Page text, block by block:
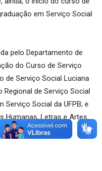
em Serviço Social
pelo Departamento de
do Curso de Serviço
de Serviço Social Luciana
Regional de Serviço Social
Serviço Social da UFPB; e
Humanas, Letras e Artes